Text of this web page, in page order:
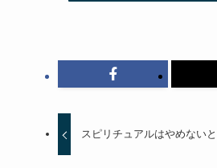
スピリチュアルはやめない